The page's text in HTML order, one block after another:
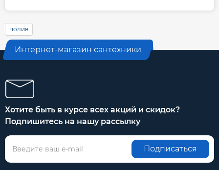
полив
Интернет-магазин сантехники
Хотите быть в курсе всех акций и скидок?
Подпишитесь на нашу рассылку
Подписаться